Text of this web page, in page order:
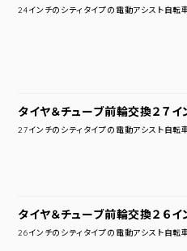
24インチのシティタイプの電動アシスト自転
タイヤ＆チューブ前輪交換２７イ
27インチのシティタイプの電動アシスト自転
タイヤ＆チューブ前輪交換２６イ
26インチのシティタイプの電動アシスト自転